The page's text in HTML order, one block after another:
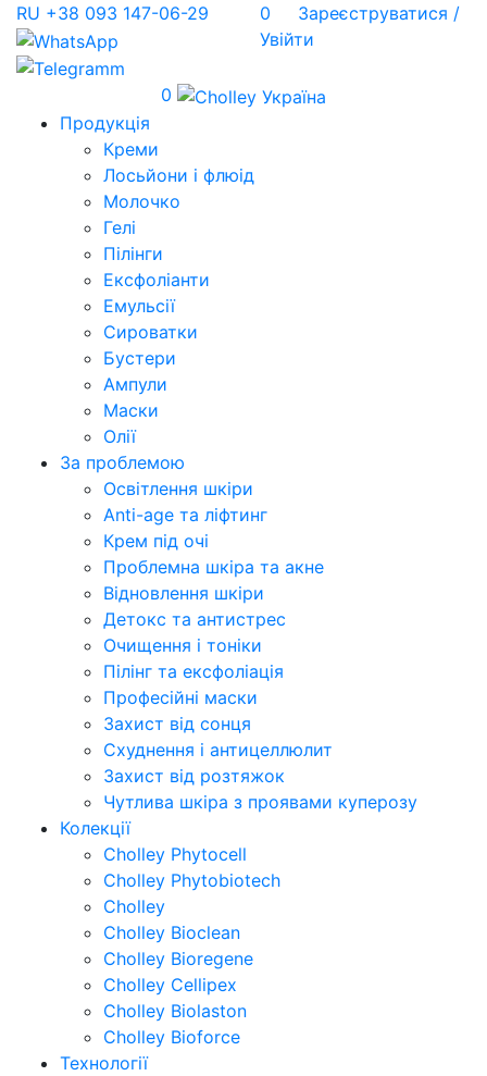
RU +38 093 147-06-29 0
Зареєструватися /
Увійти
0
Продукція
Креми
Лосьйони і флюід
Молочко
Гелі
Пілінги
Ексфоліанти
Емульсії
Сироватки
Бустери
Ампули
Маски
Олії
За проблемою
Освітлення шкіри
Anti-age та ліфтинг
Крем під очі
Проблемна шкіра та акне
Відновлення шкіри
Детокс та антистрес
Очищення і тоніки
Пілінг та ексфоліація
Професійні маски
Захист від сонця
Схуднення і антицеллюлит
Захист від розтяжок
Чутлива шкіра з проявами куперозу
Колекції
Cholley Phytocell
Cholley Phytobiotech
Cholley
Cholley Bioclean
Cholley Bioregene
Cholley Cellipex
Cholley Biolaston
Cholley Bioforce
Технології